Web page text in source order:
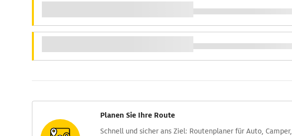
Planen Sie Ihre Route
Schnell und sicher ans Ziel: Routen­planer für Auto, Camper,